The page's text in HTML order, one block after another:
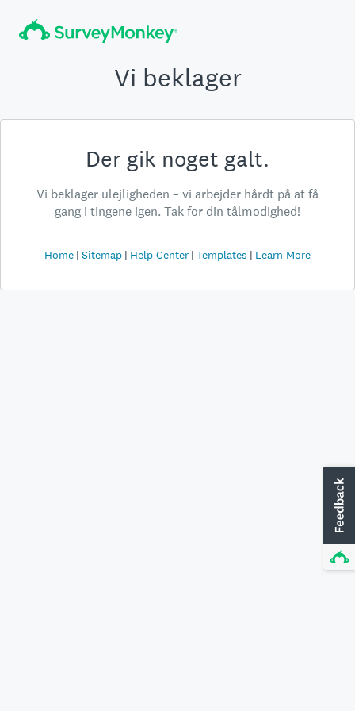
Vi beklager
Der gik noget galt.
Vi beklager ulejligheden – vi arbejder hårdt på at få
gang i tingene igen. Tak for din tålmodighed!
Home Sitemap Help Center Templates Learn More